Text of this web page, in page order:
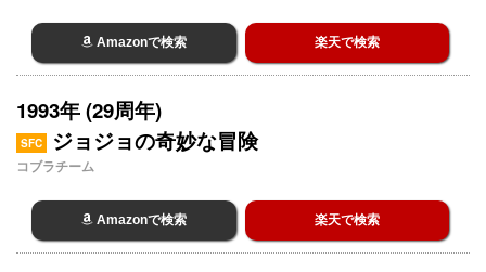
Amazonで検索 楽天で検索
1993年 (29周年)
SFC ジョジョの奇妙な冒険
コブラチーム
Amazonで検索 楽天で検索